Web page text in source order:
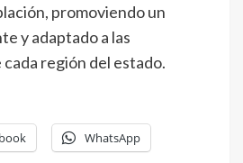
promoviendo un
y adaptado a las
región del estado.
WhatsApp